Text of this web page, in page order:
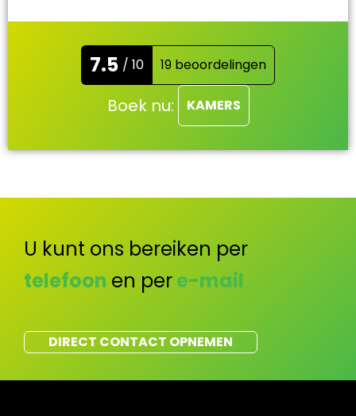
7.5 / 10 19 beoordelingen
Boek nu: KAMERS
U kunt ons bereiken per
telefoon en pere-mail
DIRECT CONTACT OPNEMEN